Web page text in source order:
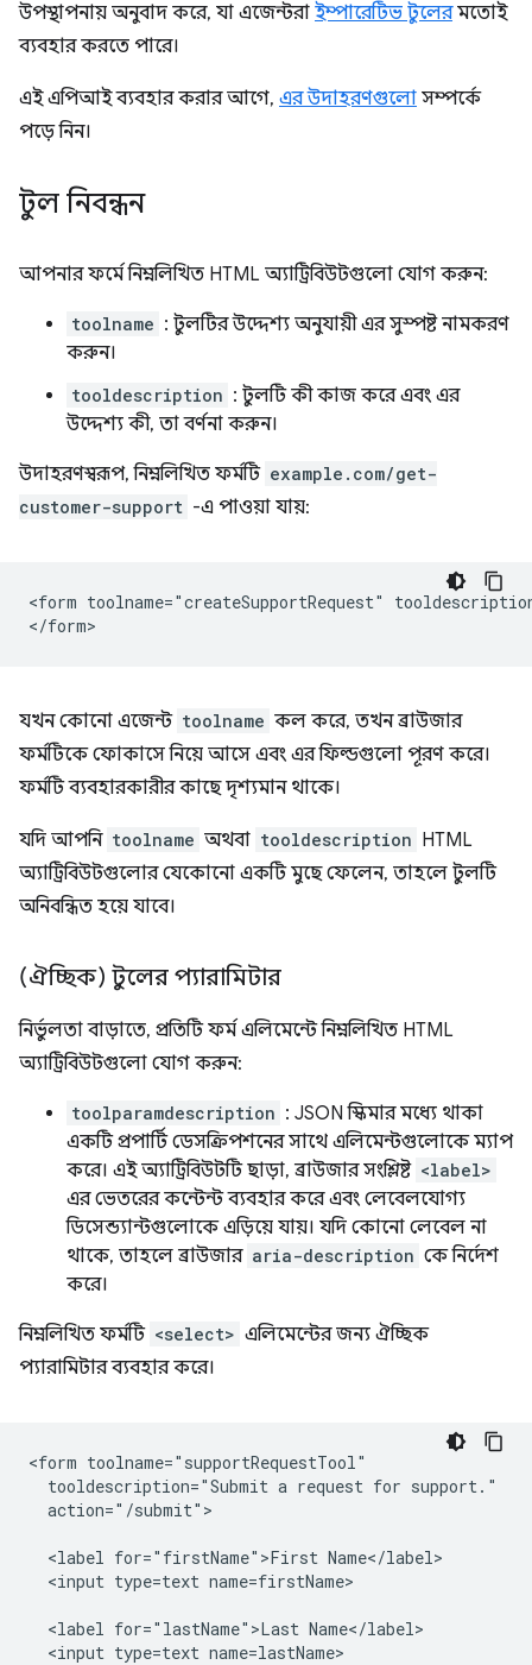
উপস্থাপনায় অনুবাদ করে, যা এজেন্টরা ইম্পারেটিভ টুলেরমতোই
ব্যবহার করতে পারে।
এই এপিআই ব্যবহার করার আগে, এর উদাহরণগুলো সম্পর্কে
পড়ে নিন।
টুল নিবন্ধন
আপনার ফর্মে নিম্নলিখিত HTML অ্যাট্রিবিউটগুলো যোগ করুন:
toolname : টুলটির উদ্দেশ্য অনুযায়ী এর সুস্পষ্ট নামকরণ
করুন।
tooldescription : টুলটি কী কাজ করে এবং এর
উদ্দেশ্য কী, তা বর্ণনা করুন।
উদাহরণস্বরূপ, নিম্নলিখিত ফর্মটি example.com/get-
customer-support -এ পাওয়া যায়:
<form toolname="createSupportRequest"
যখন কোনো এজেন্ট toolname কল করে, তখন ব্রাউজার
ফর্মটিকে ফোকাসে নিয়ে আসে এবং এর ফিল্ডগুলো পূরণ করে।
ফর্মটি ব্যবহারকারীর কাছে দৃশ্যমান থাকে।
যদি আপনি toolname অথবা tooldescription HTML
অ্যাট্রিবিউটগুলোর যেকোনো একটি মুছে ফেলেন, তাহলে টুলটি
অনিবন্ধিত হয়ে যাবে।
(ঐচ্ছিক) টুলের প্যারামিটার
নির্ভুলতা বাড়াতে, প্রতিটি ফর্ম এলিমেন্টে নিম্নলিখিত HTML
অ্যাট্রিবিউটগুলো যোগ করুন:
toolparamdescription : JSON স্কিমার মধ্যে থাকা
একটি প্রপার্টি ডেসক্রিপশনের সাথে এলিমেন্টগুলোকে ম্যাপ
করে। এই অ্যাট্রিবিউটটি ছাড়া, ব্রাউজার সংশ্লিষ্ট <label>
এর ভেতরের কন্টেন্ট ব্যবহার করে এবং লেবেলযোগ্য
ডিসেন্ড্যান্টগুলোকে এড়িয়ে যায়। যদি কোনো লেবেল না
থাকে, তাহলে ব্রাউজার aria-description কে নির্দেশ
করে।
নিম্নলিখিত ফর্মটি <select> এলিমেন্টের জন্য ঐচ্ছিক
প্যারামিটার ব্যবহার করে।
<form toolname="supportRequestTool"
  tooldescription="Submit a request for support."
  action="/submit">
  <label for="firstName">First Name</label>
  <input type=text name=firstName>
  <label for="lastName">Last Name</label>
  <input type=text name=lastName>